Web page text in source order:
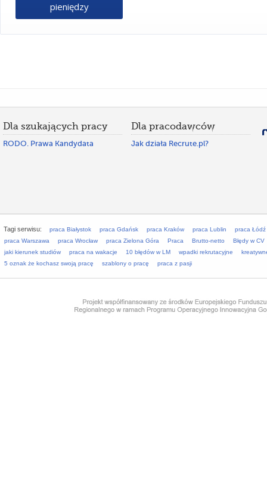
pieniędzy
Dla szukających pracy
RODO. Prawa Kandydata
Dla pracodawców
Jak działa Recrute.pl?
Tagi serwisu: praca Białystok praca Gdańsk praca Kraków praca Lublin
praca Łódź
praca Warszawa
praca Wrocław praca Zielona Góra Praca Brutto-netto
Błędy w CV
jaki kierunek studiów
praca na wakacje 10 błędów w LM wpadki rekrutacyjne
5 oznak że kochasz swoją pracę
szablony o pracę praca z pasji